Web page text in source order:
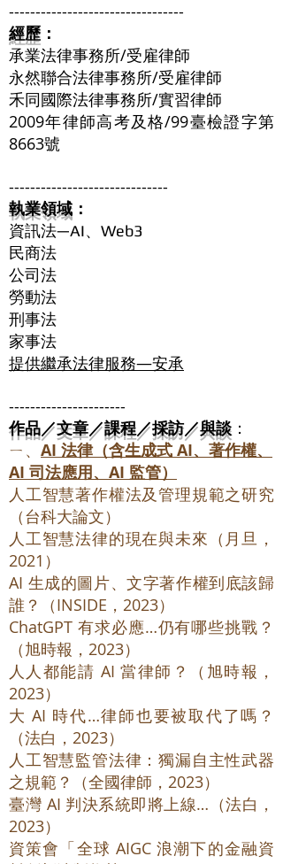
---------------------------------
經歷 ：
承業法律事務所/受雇律師
永然聯合法律事務所/受雇律師
禾同國際法律事務所/實習律師
2009年律師高考及格/99臺檢證字第
8663號
------------------------------
執業領域 ：
資訊法—AI、Web3
民商法
公司法
勞動法
刑事法
家事法
提供繼承法律服務—安承
----------------------
作品／文章／課程／採訪／與談 ：
ㄧ、 AI 法律（含生成式 AI、著作權、
AI 司法應用、AI 監管）
人工智慧著作權法及管理規範之研究
（台科大論文）
人工智慧法律的現在與未來（月旦，
2021）
AI 生成的圖片、文字著作權到底該歸
誰？（INSIDE，2023）
ChatGPT 有求必應…仍有哪些挑戰？
（旭時報，2023）
人人都能請 AI 當律師？（旭時報，
2023）
大 AI 時代…律師也要被取代了嗎？
（法白，2023）
人工智慧監管法律：獨漏自主性武器
之規範？（全國律師，2023）
臺灣 AI 判決系統即將上線…（法白，
2023）
資策會「全球 AIGC 浪潮下的金融資